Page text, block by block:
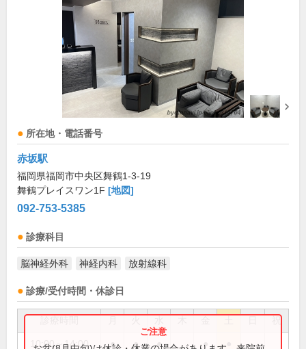
所在地・電話番号
赤坂駅
福岡県福岡市中央区舞鶴1-3-19
舞鶴プレイスワン1F [地図]
092-753-5385
診療科目
脳神経外科 神経内科 放射線科
診療/受付時間・休診日
祝
10:00～14:00 ● ● ● ●